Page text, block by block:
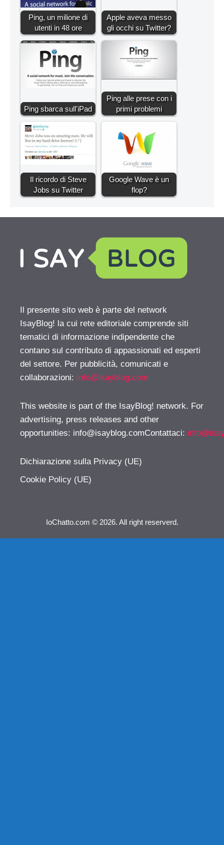
Ping, un milione di
utenti in 48 ore
Apple aveva messo
gli occhi su Twitter?
Ping sbarca sull'iPad
Ping alle prese con i
primi problemi
Il ricordo di Steve
Jobs su Twitter
Google Wave è un
flop?
Il presente sito web è parte del network
IsayBlog! la cui rete editoriale comprende siti
tematici di informazione indipendente che
contano sul contributo di appassionati ed esperti
del settore. Per pubblicità, comunicati e
collaborazioni: info@isayblog.com
This website is part of the IsayBlog! network. For
advertising, press releases and other
opportunities: info@isayblog.comContattaci:
Dichiarazione sulla Privacy (UE)
Cookie Policy (UE)
IoChatto.com © 2026. All right reserverd.